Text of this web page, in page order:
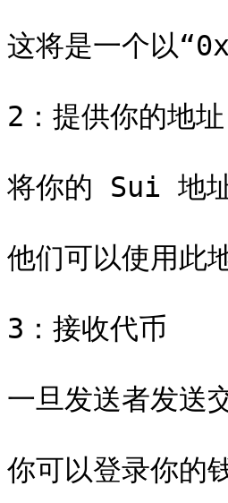
这将是一个以
2：提供你的地址
将你的 Sui 地
他们可以使用此
3：接收代币
一旦发送者发送
你可以登录你的